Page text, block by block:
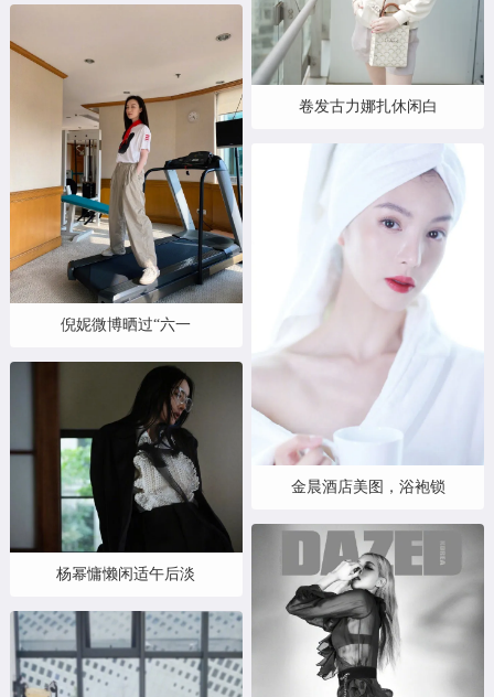
倪妮微博晒过“六一
杨幂慵懒闲适午后淡
卷发古力娜扎休闲白
金晨酒店美图，浴袍锁